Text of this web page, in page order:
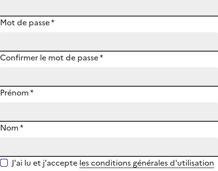
Mot de passe*
Confirmer le mot de passe*
Prénom*
Nom*
J'ai lu et j'accepte les conditions générales d'utilisation